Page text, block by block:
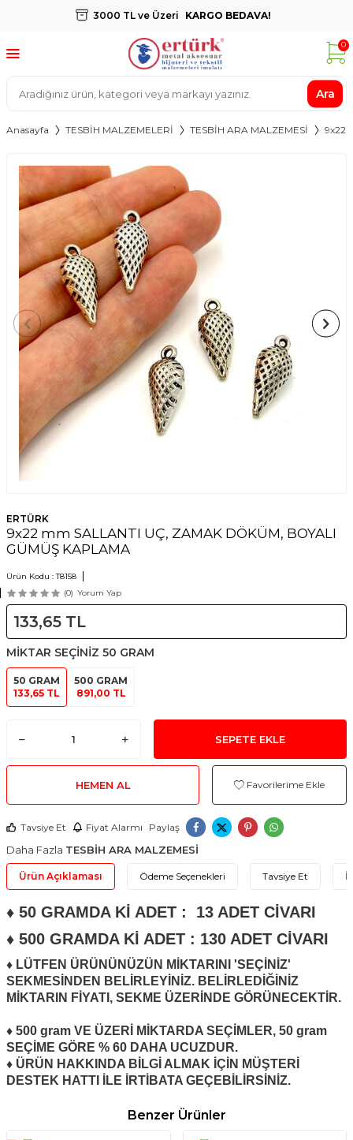
3000 TL ve Üzeri KARGO BEDAVA!
Ara
0
Anasayfa TESBİH MALZEMELERİ TESBİH ARA MALZEMESİ 9x22
ERTÜRK
9x22 mm SALLANTI UÇ, ZAMAK DÖKÜM, BOYALI
GÜMÜŞ KAPLAMA
Ürün Kodu :T8158
(0) Yorum Yap
133,65 TL
MİKTAR SEÇİNİZ 50 GRAM
50 GRAM
133,65 TL
500 GRAM
891,00 TL
SEPETE EKLE
HEMEN AL Favorilerime Ekle
Tavsiye Et Fiyat Alarmı Paylaş
Daha Fazla TESBİH ARA MALZEMESİ
Ürün Açıklaması Ödeme Seçenekleri Tavsiye Et
♦ 50 GRAMDA Kİ ADET : 13 ADET CİVARI
♦ 500 GRAMDA Kİ ADET : 130 ADET CİVARI
♦ LÜTFEN ÜRÜNÜNÜZÜN MİKTARINI 'SEÇİNİZ'
SEKMESİNDEN BELİRLEYİNİZ. BELİRLEDİĞİNİZ
MİKTARIN FİYATI, SEKME ÜZERİNDE GÖRÜNECEKTİR.
♦ 500 gram VE ÜZERİ MİKTARDA SEÇİMLER, 50 gram
SEÇİME GÖRE % 60 DAHA UCUZDUR.
♦ ÜRÜN HAKKINDA BİLGİ ALMAK İÇİN MÜŞTERİ
DESTEK HATTI İLE İRTİBATA GEÇEBİLİRSİNİZ.
Benzer Ürünler